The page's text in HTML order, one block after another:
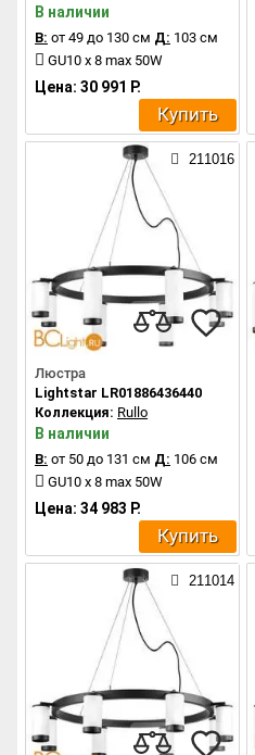
В наличии
В: от 49 до 130 см Д: 103 см
GU10 x 8 max 50W
Цена: 30 991 Р.
Купить
211016
Люстра
Lightstar LR01886436440
Коллекция: Rullo
В наличии
В: от 50 до 131 см Д: 106 см
GU10 x 8 max 50W
Цена: 34 983 Р.
Купить
211014